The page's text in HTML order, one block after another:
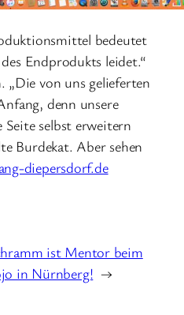
bedeutet
Endprodukts leidet.“
von uns gelieferten
denn unsere
selbst erweitern
Burdekat. Aber sehen
diepersdorf.de
ist Mentor beim
in Nürnberg! →